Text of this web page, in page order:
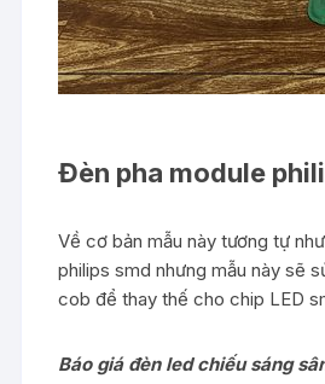
Đèn pha module
Về cơ bản mẫu này tương tự
philips smd nhưng mẫu này sẽ
cob để thay thế cho chip LED
Báo giá đèn led chiếu sáng